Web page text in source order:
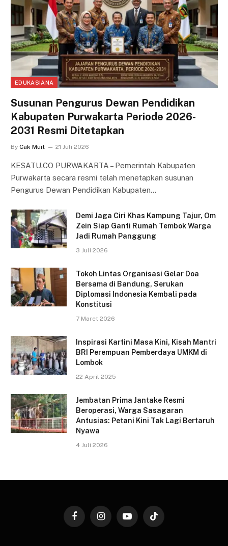
EDUKASIANA
Susunan Pengurus Dewan Pendidikan
Kabupaten Purwakarta Periode 2026-
2031 Resmi Ditetapkan
By Cak Muit 21 Juli 2026
KESATU.CO PURWAKARTA – Pemerintah Kabupaten
Purwakarta secara resmi telah menetapkan susunan
Pengurus Dewan Pendidikan Kabupaten…
Demi Jaga Ciri Khas Kampung Tajur, Om
Zein Siap Ganti Rumah Tembok Warga
Jadi Rumah Panggung
3 Juli 2026
Tokoh Lintas Organisasi Gelar Doa
Bersama di Bandung, Serukan
Diplomasi Indonesia Kembali pada
Konstitusi
7 Maret 2026
Inspirasi Kartini Masa Kini, Kisah Mantri
BRI Perempuan Pemberdaya UMKM di
Lombok
22 April 2025
Jembatan Prima Jantake Resmi
Beroperasi, Warga Sasagaran
Antusias: Petani Kini Tak Lagi Bertaruh
Nyawa
4 Juli 2026
FacebookInstagramYouTubeTikTok